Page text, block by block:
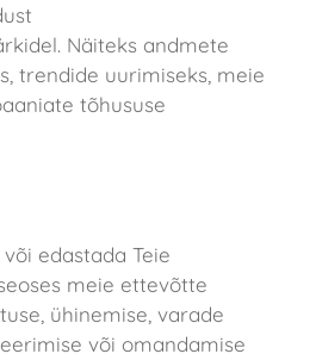
Näiteks andmete
trendide uurimiseks, meie
tõhususe
edastada Teie
meie ettevõtte
ühinemise, varade
või omandamise